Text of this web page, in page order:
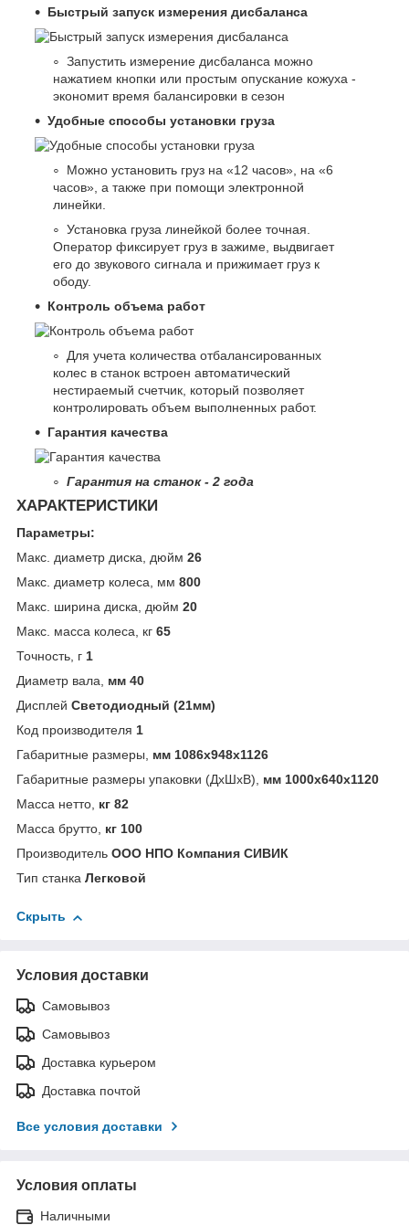
Быстрый запуск измерения дисбаланса
Запустить измерение дисбаланса можно
нажатием кнопки или простым опускание кожуха -
экономит время балансировки в сезон
Удобные способы установки груза
Можно установить груз на «12 часов», на «6
часов», а также при помощи электронной
линейки.
Установка груза линейкой более точная.
Оператор фиксирует груз в зажиме, выдвигает
его до звукового сигнала и прижимает груз к
ободу.
Контроль объема работ
Для учета количества отбалансированных
колес в станок встроен автоматический
нестираемый счетчик, который позволяет
контролировать объем выполненных работ.
Гарантия качества
Гарантия на станок - 2 года
ХАРАКТЕРИСТИКИ
Параметры:
Макс. диаметр диска, дюйм 26
Макс. диаметр колеса, мм 800
Макс. ширина диска, дюйм 20
Макс. масса колеса, кг 65
Точность, г 1
Диаметр вала, мм 40
Дисплей Светодиодный (21мм)
Код производителя 1
Габаритные размеры, мм 1086х948х1126
Габаритные размеры упаковки (ДхШхВ), мм 1000х640х1120
Масса нетто, кг 82
Масса брутто, кг 100
Производитель ООО НПО Компания СИВИК
Тип станка Легковой
Скрыть
Условия доставки
Самовывоз
Самовывоз
Доставка курьером
Доставка почтой
Все условия доставки
Условия оплаты
Наличными